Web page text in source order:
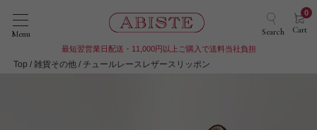
Menu Search Cart
0
最短翌営業日配送・11,000円以上ご購入で送料当社負担
Top 雑貨その他 チュールレースレザースリッポン